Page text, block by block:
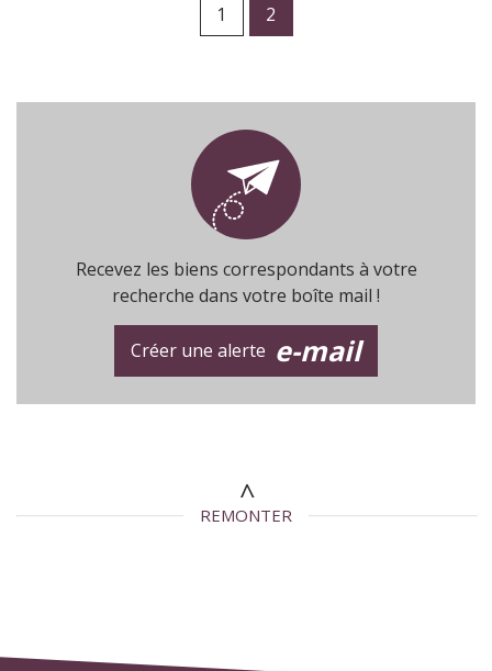
1 2
Recevez les biens correspondants à votre
recherche dans votre boîte mail !
Créer une alerte e-mail
REMONTER